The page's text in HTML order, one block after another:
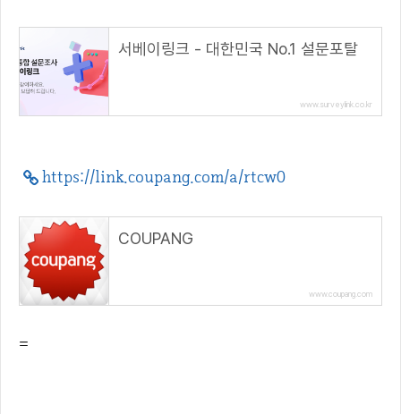
서베이링크 - 대한민국 No.1 설문포탈
www.surveylink.co.kr
https://link.coupang.com/a/rtcw0
COUPANG
www.coupang.com
=